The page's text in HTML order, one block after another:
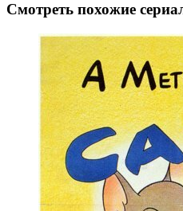
Смотреть похожие